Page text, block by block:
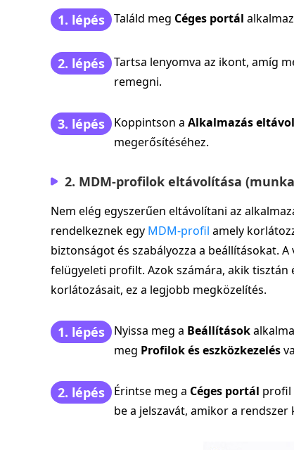
1. lépés Találd meg Céges portál
2. lépés Tartsa lenyomva az ikont, amíg
remegni.
3. lépés Koppintson a Alkalmazás
megerősítéséhez.
2. MDM-profilok eltávolítása
Nem elég egyszerűen eltávolítani az
rendelkeznek egy MDM-profil amely
biztonságot és szabályozza a beállításokat.
felügyeleti profilt. Azok számára, akik
korlátozásait, ez a legjobb megközelítés.
1. lépés Nyissa meg a Beállítások
meg Profilok és eszközkezelés
2. lépés Érintse meg a Céges portál profil
be a jelszavát, amikor a rendszer